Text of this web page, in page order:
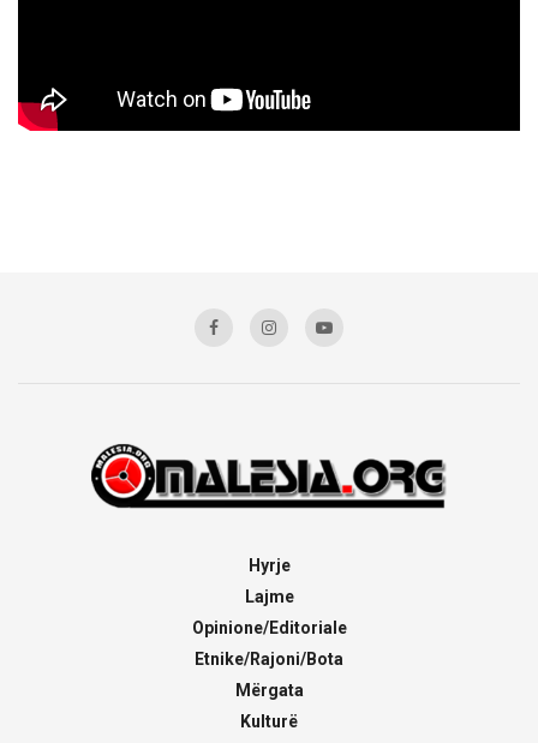
Hyrje
Lajme
Opinione/Editoriale
Etnike/Rajoni/Bota
Mërgata
Kulturë